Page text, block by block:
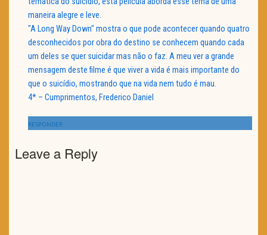
maneira alegre e leve.
"A Long Way Down" mostra o que pode acontecer quando quatro
desconhecidos por obra do destino se conhecem quando cada
um deles se quer suicidar mas não o faz. A meu ver a grande
mensagem deste filme é que viver a vida é mais importante do
que o suicídio, mostrando que na vida nem tudo é mau.
4* – Cumprimentos, Frederico Daniel
RESPONDER
Leave a Reply